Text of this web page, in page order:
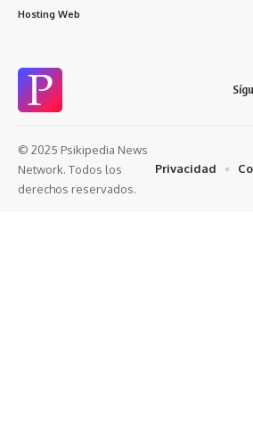
Hosting Web
© 2025 Psikipedia News
Network. Todos los
derechos reservados.
Privacidad